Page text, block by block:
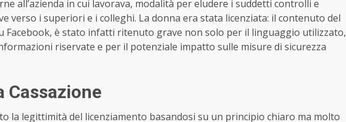
all’azienda in cui lavorava, modalità per eludere i suddetti controlli e
verso i superiori e i colleghi. La donna era stata licenziata: il contenuto del
Facebook, è stato infatti ritenuto grave non solo per il linguaggio utilizzato,
riservate e per il potenziale impatto sulle misure di sicurezza
Cassazione
la legittimità del licenziamento basandosi su un principio chiaro ma molto